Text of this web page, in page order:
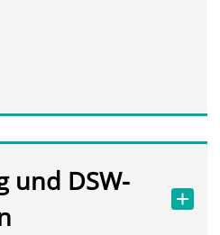
und DSW-